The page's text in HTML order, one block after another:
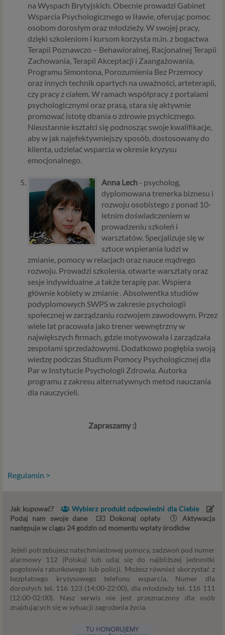
na Wyspach Brytyjskich. Obecnie prowadzi Gabinet
Wsparcia Psychologicznego w Iławie, oferując pomoc
osobom dorosłym oraz młodzieży. W swojej pracy,
dzięki szkoleniom i kursom korzysta m.in. z bogactwa
Terapii Poznawczo – Behawioralnej, Racjonalnej Terapii
Zachowania, Terapii Akceptacji i Zaangażowania,
Programu Simontona, Porozumienia Bez Przemocy
oraz innych technik opartych na uważności, arteterapii,
czy pracy z ciałem. W ramach współpracy z portalami
psychologicznymi oraz prasą, stara się aktywnie
promować istotę dbania o zdrowie psychicznego.
Nieustannie kształci się podnosząc swoje kwalifikacje,
aby w jak najefektywniejszy sposób, dostosowany do
klienta, udzielać wsparcia w okresie kryzysu
emocjonalnego.
Anna Lech - psycholog,
dyplomowana trenerka biznesu i
rozwoju osobistego z ponad 10-
letnim doświadczeniem w
prowadzeniu szkoleń i
warsztatów. Specjalizuje się w
sztuce wspierania ludzi w
zmianie, pomocy w relacjach oraz nauce mądrego
rozwoju. Prowadzi szkolenia, otwarte warsztaty oraz
sesje indywidualne ,a także terapię par. Wspiera
głównie kobiety w zmianie . Absolwentka studiów
podyplomowych SWPS w zakresie psychologii
społecznej w zarządzaniu rozwojem zawodowym. Przez
wiele lat pracowała jako trener wewnętrzny w
największych firmach, gdzie motywowała i zarządzała
zespołami sprzedażowymi. Dodatkowo pogłębia swoją
wiedzę podczas Studium Pomocy Psychologicznej dla
Par w Instytucie Psychologii Zdrowia. Autorka
programu z zakresu alternatywnych metod nauczania
dla nauczycieli.
Zapraszamy :)
Regulamin >
Jak kupować?
Wybierz produkt odpowiedni dla Ciebie
Podaj nam swoje dane
Dokonaj opłaty
Aktywacja
następuje w ciągu 24 godzin od momentu wpłaty środków
Jeżeli potrzebujesz natychmiastowej pomocy, zadzwoń pod numer
alarmowy 112 (Polska) lub udaj się do najbliższej jednostki
pogotowia ratunkowego lub policji. Możesz również skorzystać z
bezpłatnego kryzysowego telefonu wsparcia. Numer dla
dorosłych tel. 116 123 (14:00-22:00), dla młodzieży tel. 116 111
(12:00-02:00). Nasz serwis nie jest przeznaczony dla osób
znajdujących się w sytuacji zagrożenia życia.
przez administratora lub przez stronę trzecią. Ta
podstawa przetwarzania danych dotyczy
przypadków, gdy ich przetwarzanie jest
uzasadnione z uwagi na nasze usprawiedliwione
potrzeby, co obejmuje między innymi konieczność
zapewnienia bezpieczeństwa usługi (np.
sprawdzenie, czy do Twojego konta nie loguje się
nieuprawniona osoba), dokonanie pomiarów
statystycznych, ulepszania naszych usług i
dopasowania ich do potrzeb i wygody
użytkowników (np. personalizowanie treści w
usługach) jak również prowadzenie marketingu i
promocji własnych usług administratora
Psychorada.pl w serwisie administratora (np. jeśli
interesujesz się psychologią dziecka i oglądasz
materiały na ten temat w Psychorada.pl to możemy
Ci wyświetlić reklamę na podobny temat).
Twoja dobrowolna zgoda. Aby móc pokazać
interesujące Cię oferty reklamowe (np. produktu lub
usługi, których możesz potrzebować) reklamodawcy
i ich przedstawiciele muszą mieć możliwość
przetwarzania Twoich danych. Udzielenie takiej
zgody jest całkowicie dobrowolne, i jeśli nie chcesz,
nie musisz jej udzielać. Dzięki naszemu rozwiązaniu
masz również możliwość ograniczenia zakresu lub
zmiany zgody w dowolnym momencie.
Twoje dane, w ramach naszych usług, przetwarzane będą
wyłącznie w przypadku posiadania przez nas lub inny
podmiot przetwarzający dane jednej z dopuszczonych
przez RODO podstaw prawnych i wyłącznie w celu
dostosowanym do danej podstawy, zgodnie z opisem
powyżej. Twoje dane przetwarzane będą do czasu
istnienia podstawy do ich przetwarzania – czyli w
przypadku udzielenia zgody do momentu jej cofnięcia,
ograniczenia lub innych działań z Twojej strony
wykonywania, a w przypadku, gdy podstawą
Administratorzy
Consulting Aneta Styńska właściciel serwisu
internetowego Psychorada.pl. Pełne dane administratora
możesz sprawdzić wchodząc na podstrone Kontakt.
Partnerach, czyli firmach i innych podmiotów, z którymi
współpracujemy głównie w zakresie administracyjnym,
technologicznym koniecznym do prowadzenia serwisu i
marketingowym.
Przekazywanie danych
Twoje dane będą przetwarzać Psychology Consulting